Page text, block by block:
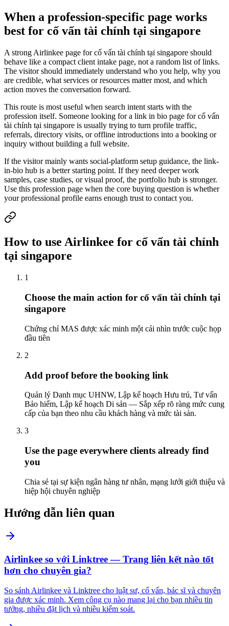
When a profession-specific page works
best for cố vấn tài chính tại singapore
A strong Airlinkee page for cố vấn tài chính tại singapore should
behave like a compact client intake page, not a random list of links.
The visitor should immediately understand who you help, why you
are credible, what services or resources matter most, and which
action moves the conversation forward.
This route is most useful when search intent starts with the
profession itself. Someone looking for a link in bio page for cố vấn
tài chính tại singapore is usually trying to turn profile traffic,
referrals, directory visits, or offline introductions into a booking or
inquiry without building a full website.
If the visitor mainly wants social-platform setup guidance, the link-
in-bio hub is a better starting point. If they need deeper work
samples, case studies, or visual proof, the portfolio hub is stronger.
Use this profession page when the core buying question is whether
your professional profile earns enough trust to contact you.
How to use Airlinkee for cố vấn tài chính
tại singapore
1
Choose the main action for cố vấn tài chính tại
singapore
Chứng chỉ MAS được xác minh một cái nhìn trước cuộc họp
đầu tiên
2
Add proof before the booking link
Quản lý Danh mục UHNW, Lập kế hoạch Hưu trú, Tư vấn
Bảo hiểm, Lập kế hoạch Di sản — Sắp xếp rõ ràng mức cung
cấp của bạn theo nhu cầu khách hàng và mức tài sản.
3
Use the page everywhere clients already find
you
Chia sẻ tại sự kiện ngân hàng tư nhân, mạng lưới giới thiệu và
hiệp hội chuyên nghiệp
Hướng dẫn liên quan
Airlinkee so với Linktree — Trang liên kết nào tốt
hơn cho chuyên gia?
So sánh Airlinkee và Linktree cho luật sư, cố vấn, bác sĩ và chuyên
gia được xác minh. Xem công cụ nào mang lại cho bạn nhiều tin
tưởng, nhiều đặt lịch và nhiều kiểm soát.